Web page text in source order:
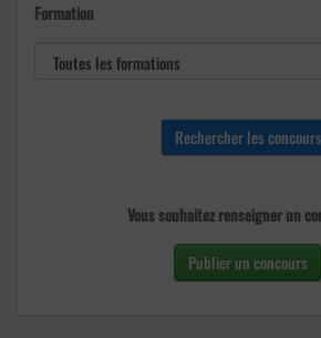
Formation
Vous souhaitez renseigner un
Publier un concours